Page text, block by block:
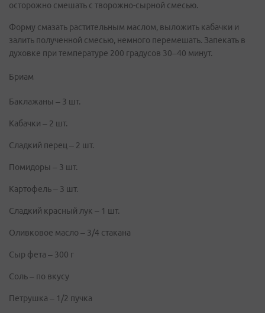
осторожно смешать с творожно-сырной смесью.
Форму смазать растительным маслом, выложить кабачки и
залить полученной смесью, немного перемешать. Запекать в
духовке при температуре 200 градусов 30–40 минут.
Бриам
Баклажаны – 3 шт.
Кабачки – 2 шт.
Сладкий перец – 2 шт.
Помидоры – 3 шт.
Картофель – 3 шт.
Сладкий красный лук – 1 шт.
Оливковое масло – 3/4 стакана
Сыр фета – 300 г
Соль – по вкусу
Петрушка – 1/2 пучка